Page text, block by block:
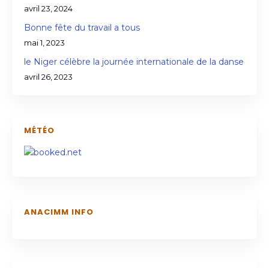
avril 23, 2024
Bonne fête du travail a tous
mai 1, 2023
le Niger célèbre la journée internationale de la danse
avril 26, 2023
MÉTÉO
ANACIMM INFO